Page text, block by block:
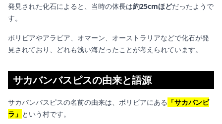
発見された化石によると、当時の体長は約25cmほどだったようで
す。
ボリビアやアラビア、オマーン、オーストラリアなどで化石が発
見されており、どれも浅い海だったことが考えられています。
サカバンバスピスの由来と語源
サカバンバスピスの名前の由来は、ボリビアにある 「サカバンビ
ラ」 という村です。